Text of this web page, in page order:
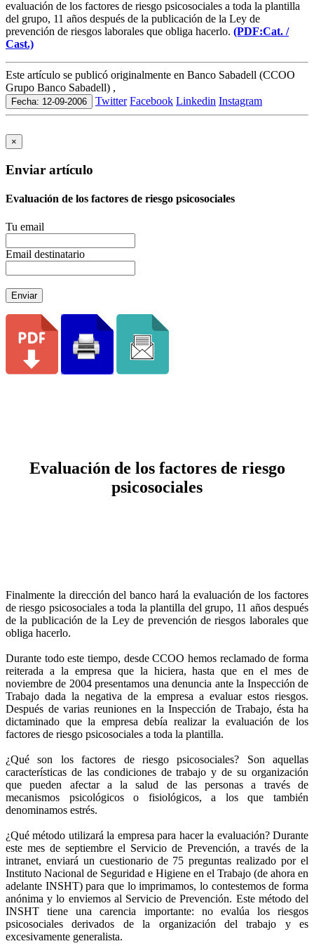
evaluación de los factores de riesgo psicosociales a toda la plantilla
del grupo, 11 años después de la publicación de la Ley de
prevención de riesgos laborales que obliga hacerlo. (PDF:Cat. /
Cast.)
Este artículo se publicó originalmente en Banco Sabadell (CCOO
Grupo Banco Sabadell) ,
Fecha: 12-09-2006 Twitter Facebook Linkedin Instagram
×
Enviar artículo
Evaluación de los factores de riesgo psicosociales
Tu email
Email destinatario
Enviar
Evaluación de los factores de riesgo
psicosociales
Finalmente la dirección del banco hará la evaluación de los factores
de riesgo psicosociales a toda la plantilla del grupo, 11 años después
de la publicación de la Ley de prevención de riesgos laborales que
obliga hacerlo.
Durante todo este tiempo, desde CCOO hemos reclamado de forma
reiterada a la empresa que la hiciera, hasta que en el mes de
noviembre de 2004 presentamos una denuncia ante la Inspección de
Trabajo dada la negativa de la empresa a evaluar estos riesgos.
Después de varias reuniones en la Inspección de Trabajo, ésta ha
dictaminado que la empresa debía realizar la evaluación de los
factores de riesgo psicosociales a toda la plantilla.
¿Qué son los factores de riesgo psicosociales? Son aquellas
características de las condiciones de trabajo y de su organización
que pueden afectar a la salud de las personas a través de
mecanismos psicológicos o fisiológicos, a los que también
denominamos estrés.
¿Qué método utilizará la empresa para hacer la evaluación? Durante
este mes de septiembre el Servicio de Prevención, a través de la
intranet, enviará un cuestionario de 75 preguntas realizado por el
Instituto Nacional de Seguridad e Higiene en el Trabajo (de ahora en
adelante INSHT) para que lo imprimamos, lo contestemos de forma
anónima y lo enviemos al Servicio de Prevención. Este método del
INSHT tiene una carencia importante: no evalúa los riesgos
psicosociales derivados de la organización del trabajo y es
excesivamente generalista.